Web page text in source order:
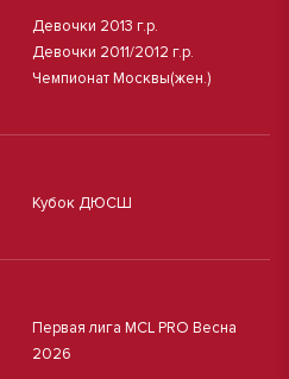
Девочки 2013 г.р.
Девочки 2011/2012 г.р.
Чемпионат Москвы(жен.)
Кубок ДЮСШ
Первая лига MCL PRO Весна
2026